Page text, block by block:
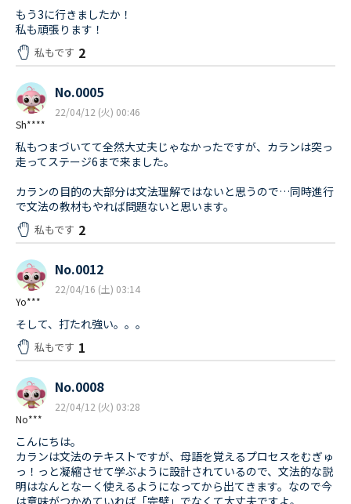
もう3に行きましたか！
私も頑張ります！
私もです 2
Sh****
No.0005
22/04/12 (火) 00:46
私もつまづいてて全然大丈夫じゃなかったですが、カランは突っ
走ってステージ6まで来ました。
カランの目的の大部分は文法理解ではないと思うので…同時進行
で文法の教材もやれば問題ないと思います。
私もです 2
Yo***
No.0012
22/04/16 (土) 03:14
そして、打たれ強い。。。
私もです 1
No***
No.0008
22/04/12 (火) 03:28
こんにちは。
カランは文法のテキストですが、母語を覚えるプロセスをむぎゅ
っ！っと凝縮させて学ぶように設計されているので、文法的な説
明はなんとなーく使えるようになってから出てきます。なので今